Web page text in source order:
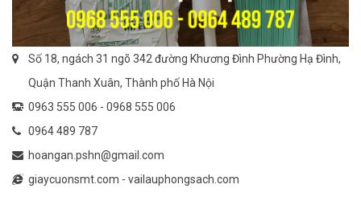
Số 18, ngách 31 ngõ 342 đường Khương Đình Phường Hạ Đình,
Quận Thanh Xuân, Thành phố Hà Nội
0963 555 006 - 0968 555 006
0964 489 787
hoangan.pshn@gmail.com
giaycuonsmt.com - vailauphongsach.com